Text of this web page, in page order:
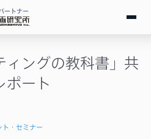
ートナー
グイン
ィングの教科書」共
ポート
ト・セミナー